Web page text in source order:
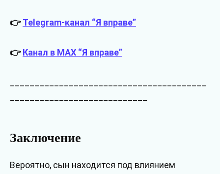
👉Telegram-канал “Я вправе”
👉Канал в MAX “Я вправе”
Заключение
Вероятно, сын находится под влиянием